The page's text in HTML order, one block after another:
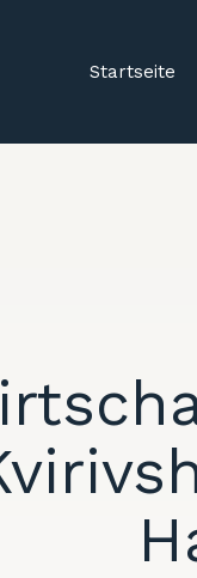
Startseite